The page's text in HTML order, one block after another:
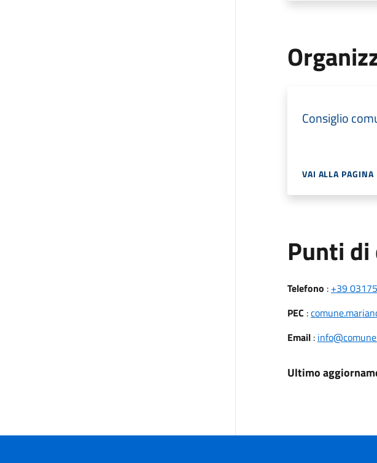
Consiglio
VAI ALLA PAGINA
Punti
Telefono : +39
PEC :
Email:
Ultimo